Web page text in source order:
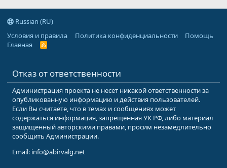
Russian (RU)
Условия и правила
Политика конфиденциальности
Помощь
Главная
R
Отказ от ответственности
Администрация проекта не несет никакой ответственности за
опубликованную информацию и действия пользователей.
Если Вы считаете, что в темах и сообщениях может
содержаться информация, запрещенная УК РФ, либо материал
защищенный авторскими правами, просим незамедлительно
сообщить Администрации.
Email: info@abirvalg.net